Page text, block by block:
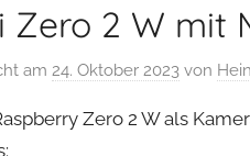
Zero 2 W mit
am 24. Oktober 2023 von
Zero 2 W als